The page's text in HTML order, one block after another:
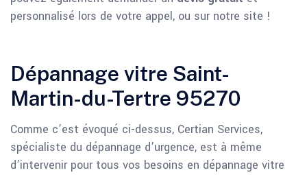
personnalisé lors de votre appel, ou sur notre site !
Dépannage vitre Saint-
Martin-du-Tertre 95270
Comme c’est évoqué ci-dessus, Certian Services,
spécialiste du dépannage d’urgence, est à même
d’intervenir pour tous vos besoins en dépannage vitre